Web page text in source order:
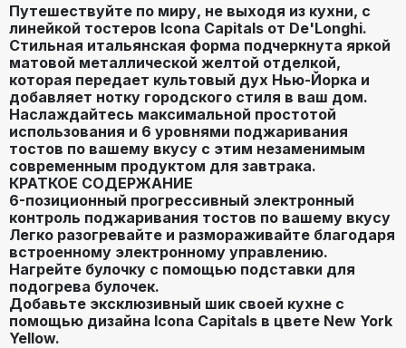
Путешествуйте по миру, не выходя из кухни, с
линейкой тостеров Icona Capitals от De'Longhi.
Стильная итальянская форма подчеркнута яркой
матовой металлической желтой отделкой,
которая передает культовый дух Нью-Йорка и
добавляет нотку городского стиля в ваш дом.
Наслаждайтесь максимальной простотой
использования и 6 уровнями поджаривания
тостов по вашему вкусу с этим незаменимым
современным продуктом для завтрака.
КРАТКОЕ СОДЕРЖАНИЕ
6-позиционный прогрессивный электронный
контроль поджаривания тостов по вашему вкусу
Легко разогревайте и размораживайте благодаря
встроенному электронному управлению.
Нагрейте булочку с помощью подставки для
подогрева булочек.
Добавьте эксклюзивный шик своей кухне с
помощью дизайна Icona Capitals в цвете New York
Yellow.